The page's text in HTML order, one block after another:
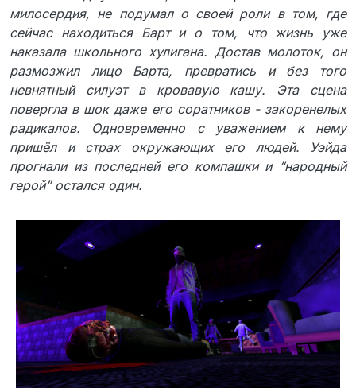
милосердия, не подумал о своей роли в том, где
сейчас находиться Барт и о том, что жизнь уже
наказала школьного хулигана. Достав молоток, он
размозжил лицо Барта, превратись и без того
невнятный силуэт в кровавую кашу. Эта сцена
повергла в шок даже его соратников - закоренелых
радикалов. Одновременно с уважением к нему
пришёл и страх окружающих его людей. Уэйда
прогнали из последней его компашки и “народный
герой” остался один.